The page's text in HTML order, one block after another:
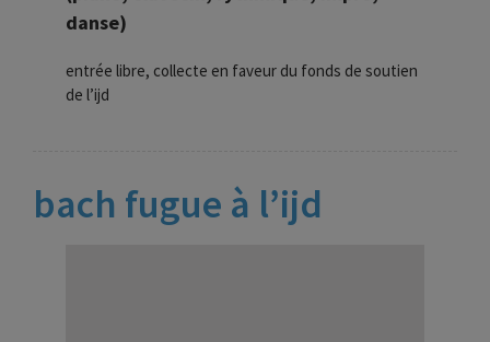
danse)
entrée libre, collecte en faveur du fonds de soutien
de l’ijd
bach fugue à l’ijd